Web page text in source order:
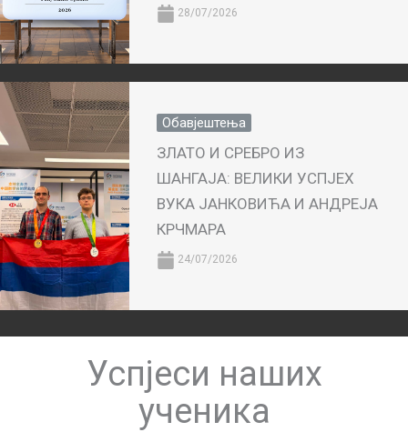
28/07/2026
Обавјештења
ЗЛАТО И СРЕБРО ИЗ
ШАНГАЈА: ВЕЛИКИ УСПЈЕХ
ВУКА ЈАНКОВИЋА И АНДРЕЈА
КРЧМАРА
24/07/2026
Успјеси наших
ученика